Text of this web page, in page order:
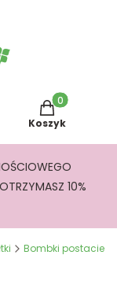
Produkty w
Koszyk
10%
Bombki postacie